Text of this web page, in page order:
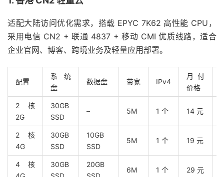
适配大陆访问优化需求，搭载 EPYC 7K62 高性能 CPU，
采用电信 CN2 + 联通 4837 + 移动 CMI 优质线路，适合
企业官网、博客、跨境业务及轻量应用部署。
配置
系统
盘
数据盘 带宽 IPv4
月付
价格
2 核
2G
30GB
SSD
– 5M 1 个 14 元
2 核
4G
30GB
SSD
10GB
SSD
5M 1 个 19 元
4 核
30GB
20GB
6M 1 个 29 元